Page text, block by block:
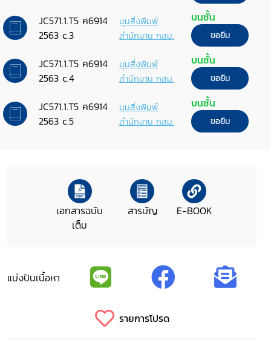
JC571.1.T5 ค6914
2563 c.3
มุมสิ่งพิมพ์
สำนักงาน กสม.
บนชั้น
ขอยืม
JC571.1.T5 ค6914
2563 c.4
มุมสิ่งพิมพ์
สำนักงาน กสม.
บนชั้น
ขอยืม
JC571.1.T5 ค6914
2563 c.5
มุมสิ่งพิมพ์
สำนักงาน กสม.
บนชั้น
ขอยืม
เอกสารฉบับ
เต็ม
สารบัญ E-BOOK
แบ่งปันเนื้อหา
รายการโปรด